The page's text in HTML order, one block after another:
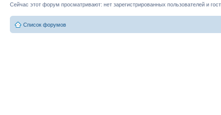
Сейчас этот форум просматривают: нет зарегистрированных пользователей и
Список форумов